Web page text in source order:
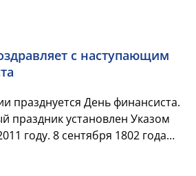
с наступающим
празднуется День финансиста.
праздник установлен Указом
году. 8 сентября 1802 года